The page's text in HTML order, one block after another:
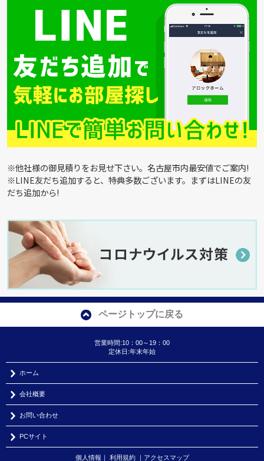
※他社様の御見積りをお見せ下さい。名古屋市内最安値でご案内!
※LINE友だち追加すると、特典多数ございます。まずはLINEの友
だち追加から!
ページトップに戻る
営業時間:10：00～19：00
定休日:年末年始
ホーム
会社概要
お問い合わせ
PCサイト
個人情報 ｜ 利用規約｜ アクセスマップ